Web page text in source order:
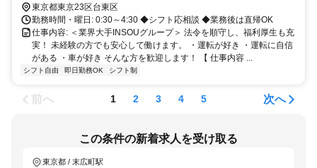
東京都東京23区台東区
勤務時間・曜日: 0:30～4:30 ◆シフト応相談 ◆業務後は直帰OK
仕事内容: ＜業界大手INSOUグループ＞ 法令を順守し、福利厚生も充
実！ 未経験の方でも安心して働けます。 ・運転が好き ・運転に自信
がある ・車が好き そんな方を歓迎します！ 【 仕事内容 ...
シフト自由 即日勤務OK シフト制
前へ 1 2 3 4 5 次へ
この条件の新着求人を受け取る
東京都 / 末広町駅